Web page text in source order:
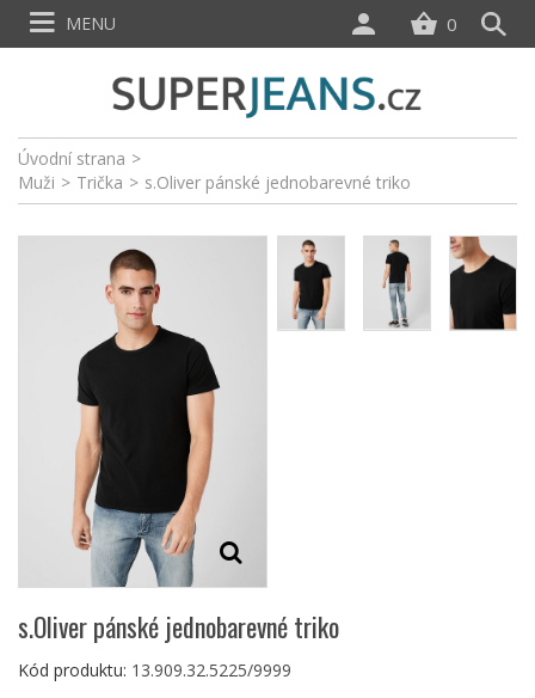
Úvodní strana >
Muži > Trička > s.Oliver pánské jednobarevné triko
s.Oliver pánské jednobarevné triko
Kód produktu: 13.909.32.5225/9999
0
MENU